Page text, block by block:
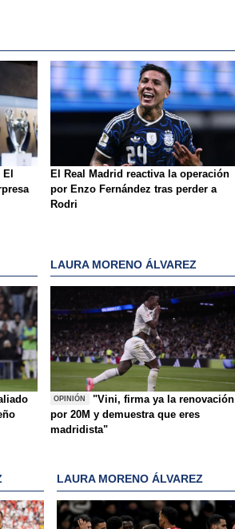
El Real Madrid reactiva la operación
por Enzo Fernández tras perder a
Rodri
LAURA MORENO ÁLVAREZ
OPINIÓN
"Vini, firma ya la renovación
por 20M y demuestra que eres
madridista"
LAURA MORENO ÁLVAREZ